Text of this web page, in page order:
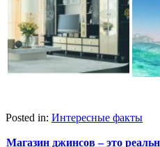
Posted in: Интересные факты
Магазин джинсов – это